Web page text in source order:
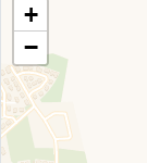
+
−